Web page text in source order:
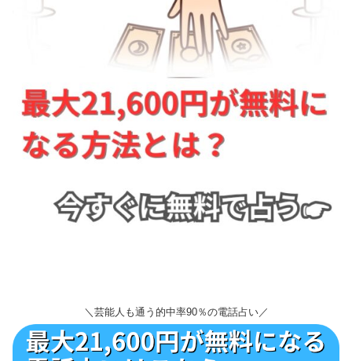
＼芸能人も通う的中率90％の電話占い／